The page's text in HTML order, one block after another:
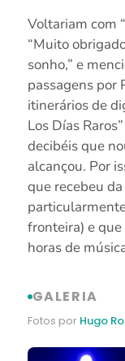
Voltariam com
“Muito
sonho,” e
passagens por
itinerários de
Los Días
decibéis que
alcançou. Por
que recebeu
fronteira) e
horas de
GALERIA
Fotos por Hugo